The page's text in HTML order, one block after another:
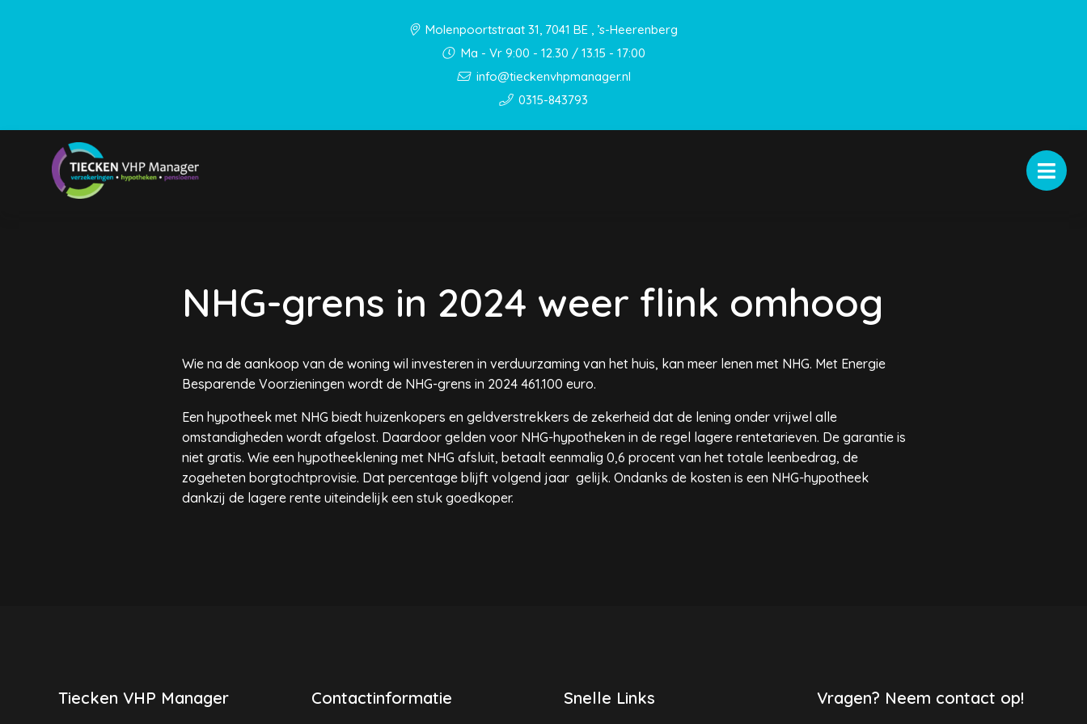
Molenpoortstraat 31, 7041 BE , ’s-Heerenberg
Ma - Vr 9:00 - 12.30 / 13.15 - 17:00
info@tieckenvhpmanager.nl
0315-843793
NHG-grens in 2024 weer flink omhoog
Wie na de aankoop van de woning wil investeren in verduurzaming van het huis, kan meer lenen met NHG. Met Energie
Besparende Voorzieningen wordt de NHG-grens in 2024 461.100 euro.
Een hypotheek met NHG biedt huizenkopers en geldverstrekkers de zekerheid dat de lening onder vrijwel alle
omstandigheden wordt afgelost. Daardoor gelden voor NHG-hypotheken in de regel lagere rentetarieven. De garantie is
niet gratis. Wie een hypotheeklening met NHG afsluit, betaalt eenmalig 0,6 procent van het totale leenbedrag, de
zogeheten borgtochtprovisie. Dat percentage blijft volgend jaar gelijk. Ondanks de kosten is een NHG-hypotheek
dankzij de lagere rente uiteindelijk een stuk goedkoper.
Tiecken VHP Manager Contactinformatie Snelle Links Vragen? Neem contact op!